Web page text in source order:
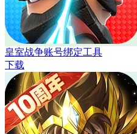
皇室战争账号绑定工具
下载